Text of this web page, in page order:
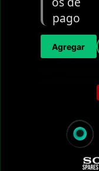
Agregar